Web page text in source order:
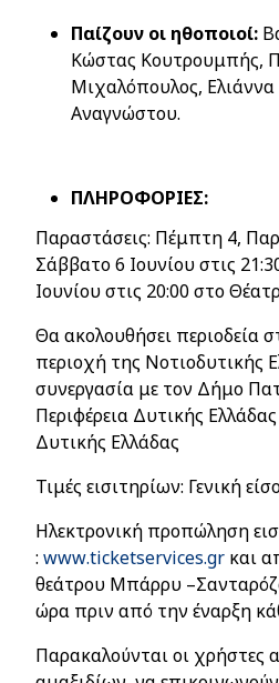
Παίζουν οι ηθοποιοί:
Κώστας Κουτρουμπής,
Μιχαλόπουλος,
Αναγνώστου.
ΠΛΗΡΟΦΟΡΙΕΣ:
Παραστάσεις: Πέμπτη 4,
Σάββατο 6 Ιουνίου στις
Ιουνίου στις 20:00 στο
Θα ακολουθήσει περιοδεία
περιοχή της Νοτιοδυτικής
συνεργασία με τον Δήμο
Περιφέρεια Δυτικής
Δυτικής Ελλάδας
Τιμές εισιτηρίων: Γενική
Ηλεκτρονική προπώληση
: www.ticketservices.gr και
θεάτρου Μπάρρυ
ώρα πριν από την έναρξη
Παρακαλούνται οι χρήστες